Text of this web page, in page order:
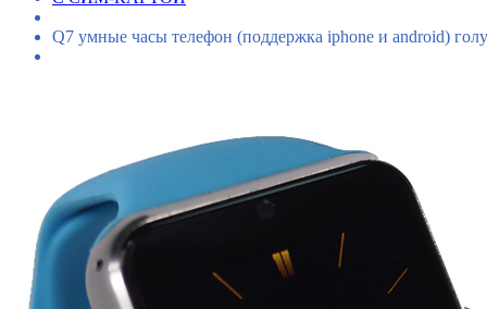
Q7 умные часы телефон (поддержка iphone и android)